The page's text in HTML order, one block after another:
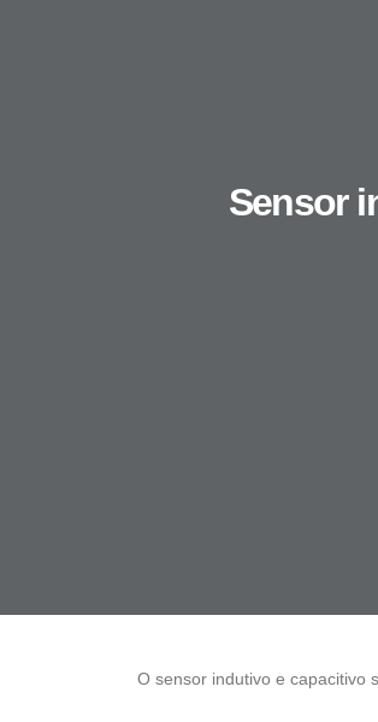
Sensor
O sensor indutivo e capacitivo